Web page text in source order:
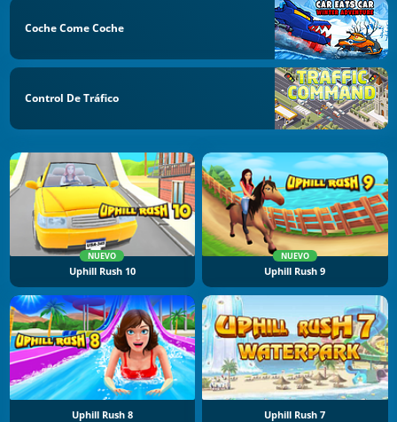
Coche Come Coche
Control De Tráfico
NUEVO
Uphill Rush 10
NUEVO
Uphill Rush 9
Uphill Rush 8 Uphill Rush 7